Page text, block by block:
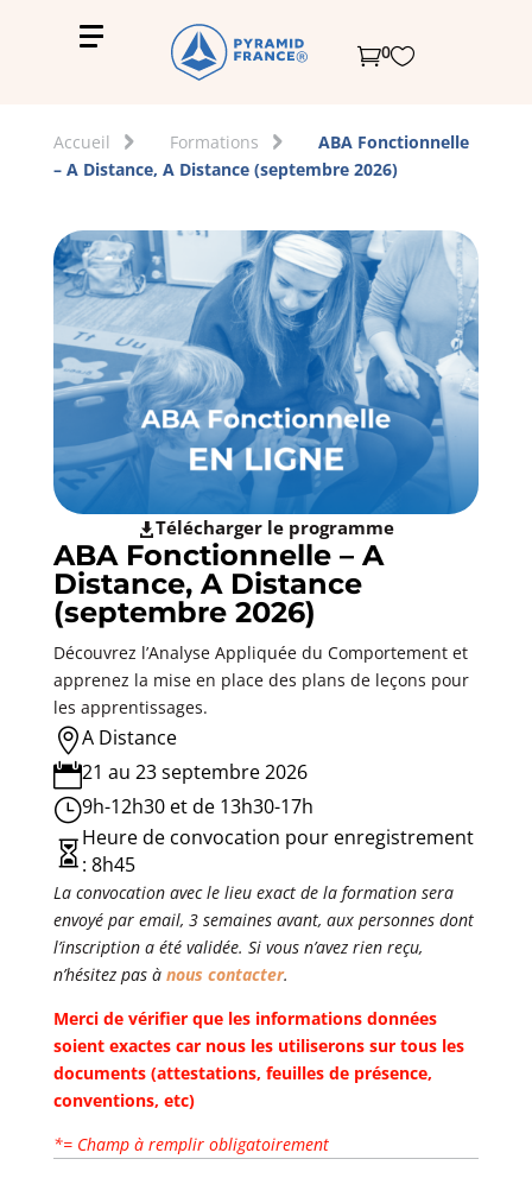
0
Accueil Formations
ABA Fonctionnelle
– A Distance, A Distance (septembre 2026)
Télécharger le programme
ABA Fonctionnelle – A
Distance, A Distance
(septembre 2026)
Découvrez l’Analyse Appliquée du Comportement et
apprenez la mise en place des plans de leçons pour
les apprentissages.
A Distance
21 au 23 septembre 2026
}9h-12h30 et de 13h30-17h

Heure de convocation pour enregistrement
: 8h45
La convocation avec le lieu exact de la formation sera
envoyé par email, 3 semaines avant, aux personnes dont
l’inscription a été validée. Si vous n’avez rien reçu,
n’hésitez pas à nous contacter.
Merci de vérifier que les informations données
soient exactes car nous les utiliserons sur tous les
documents (attestations, feuilles de présence,
conventions, etc)
*= Champ à remplir obligatoirement